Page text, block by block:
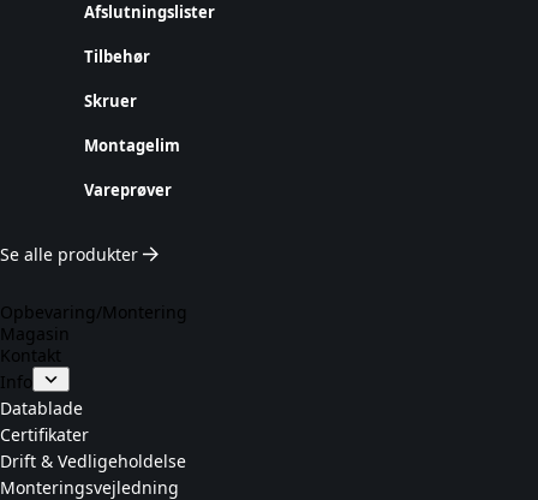
Afslutningslister
Tilbehør
Skruer
Montagelim
Vareprøver
Se alle produkter
Opbevaring/Montering
Magasin
Kontakt
Info
Datablade
Certifikater
Drift & Vedligeholdelse
Monteringsvejledning